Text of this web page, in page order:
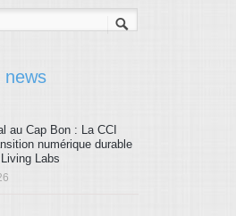
69 70 71 72
87 88 89
news
au Cap Bon : La CCI
numérique durable
Labs